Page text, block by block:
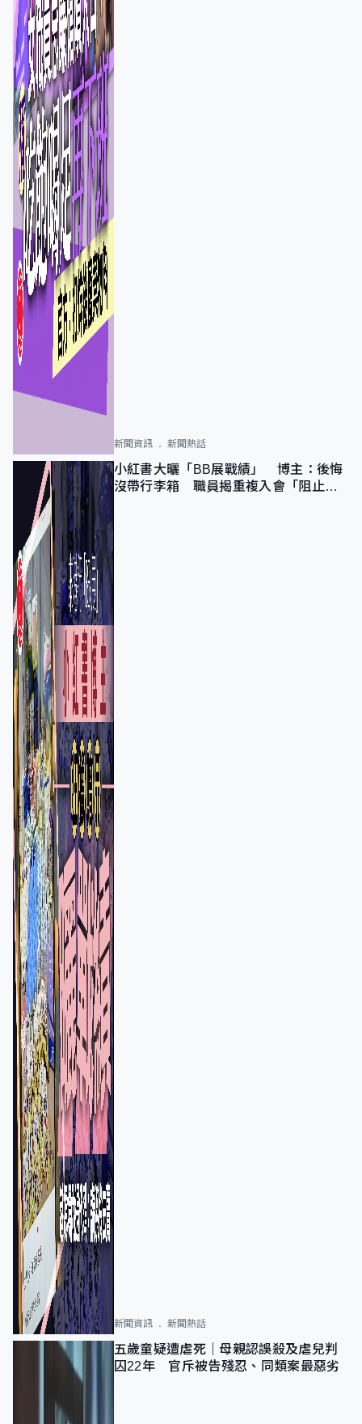
新聞資訊 新聞熱話
小紅書大曬「BB展戰績」 博主：後悔
沒帶行李箱 職員揭重複入會「阻止唔
新聞資訊 新聞熱話
五歲童疑遭虐死｜母親認誤殺及虐兒判
囚22年 官斥被告殘忍、同類案最惡劣